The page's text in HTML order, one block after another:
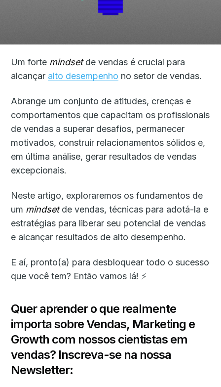
Um forte mindsetde vendas é crucial para
alcançar alto desempenho no setor de vendas.
Abrange um conjunto de atitudes, crenças e
comportamentos que capacitam os profissionais
de vendas a superar desafios, permanecer
motivados, construir relacionamentos sólidos e,
em última análise, gerar resultados de vendas
excepcionais.
Neste artigo, exploraremos os fundamentos de
um mindsetde vendas, técnicas para adotá-la e
estratégias para liberar seu potencial de vendas
e alcançar resultados de alto desempenho.
E aí, pronto(a) para desbloquear todo o sucesso
que você tem? Então vamos lá! ⚡
Quer aprender o que realmente
importa sobre Vendas, Marketing e
Growth com nossos cientistas em
vendas? Inscreva-se na nossa
Newsletter: